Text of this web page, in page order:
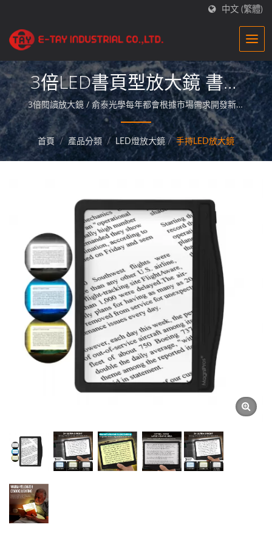
中文 (繁體)
3倍LED書頁型放大鏡 書頁
LED型閱讀放大鏡 3倍LED
閱讀放大鏡 書頁LED放大鏡
閱讀用放大鏡 全版面LED閱
3倍閱讀放大鏡 / 俞泰光學每年都會根據市場需求開發新型
的放大鏡！不僅擁有研發能力外還能提供放大鏡客製化服
務！為您打造獨一無二的放大鏡！
首頁 / 產品分類 / LED燈放大鏡 / 手持LED放大鏡